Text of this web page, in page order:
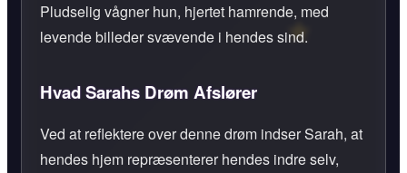
Pludselig vågner hun, hjertet hamrende, med
levende billeder svævende i hendes sind.
Hvad Sarahs Drøm Afslører
Ved at reflektere over denne drøm indser Sarah, at
hendes hjem repræsenterer hendes indre selv,